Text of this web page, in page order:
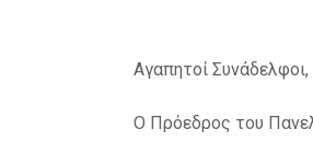
Αγαπητοί Συνάδελφοι,
Ο Πρόεδρος του